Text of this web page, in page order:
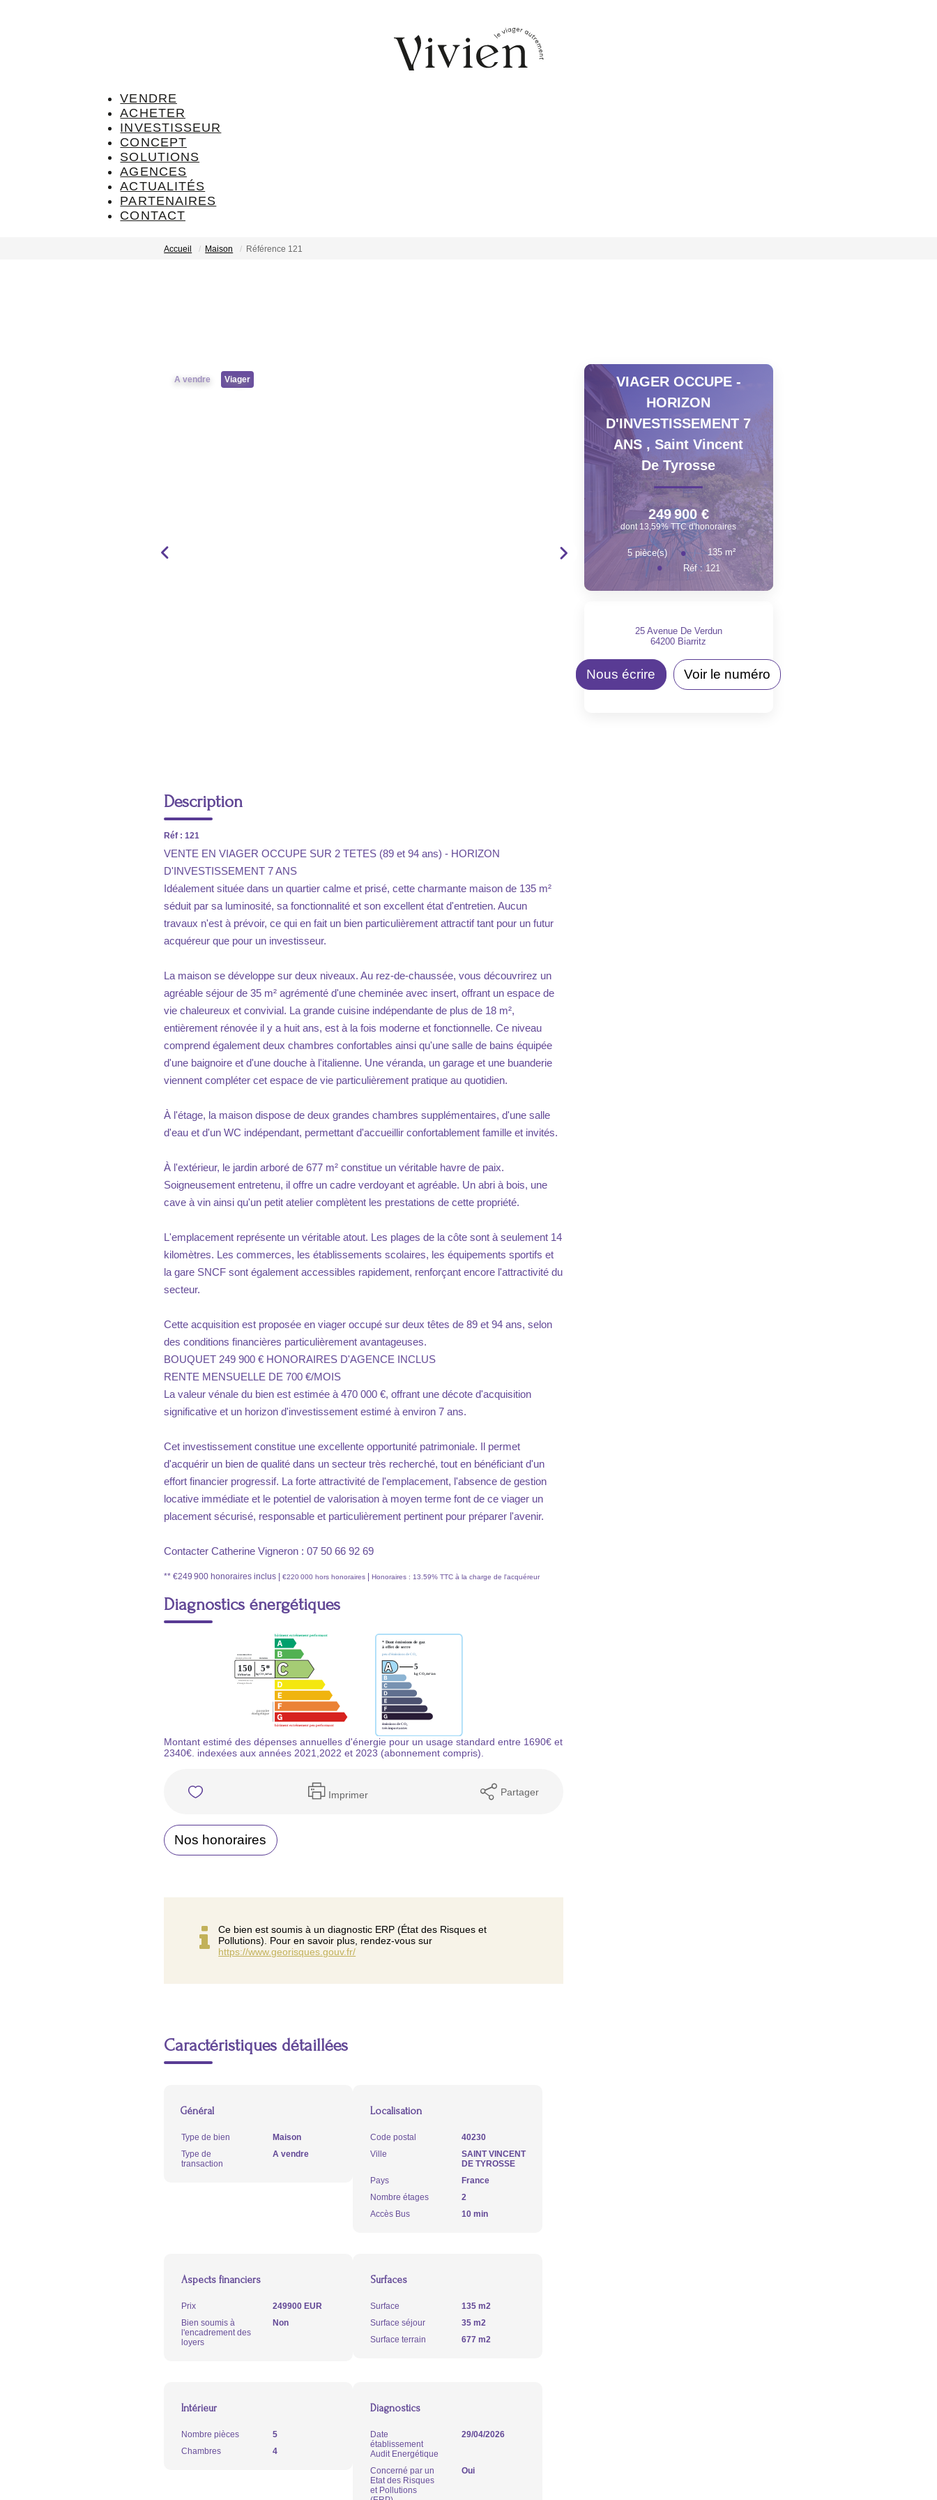
VENDRE
ACHETER
INVESTISSEUR
CONCEPT
SOLUTIONS
AGENCES
ACTUALITÉS
PARTENAIRES
CONTACT
Accueil Maison Référence 121
A vendre Viager
Description
Réf : 121
VENTE EN VIAGER OCCUPE SUR 2 TETES (89 et 94 ans) - HORIZON
D'INVESTISSEMENT 7 ANS
Idéalement située dans un quartier calme et prisé, cette charmante maison de 135 m²
séduit par sa luminosité, sa fonctionnalité et son excellent état d'entretien. Aucun
travaux n'est à prévoir, ce qui en fait un bien particulièrement attractif tant pour un futur
acquéreur que pour un investisseur.
La maison se développe sur deux niveaux. Au rez-de-chaussée, vous découvrirez un
agréable séjour de 35 m² agrémenté d'une cheminée avec insert, offrant un espace de
vie chaleureux et convivial. La grande cuisine indépendante de plus de 18 m²,
entièrement rénovée il y a huit ans, est à la fois moderne et fonctionnelle. Ce niveau
comprend également deux chambres confortables ainsi qu'une salle de bains équipée
d'une baignoire et d'une douche à l'italienne. Une véranda, un garage et une buanderie
viennent compléter cet espace de vie particulièrement pratique au quotidien.
À l'étage, la maison dispose de deux grandes chambres supplémentaires, d'une salle
d'eau et d'un WC indépendant, permettant d'accueillir confortablement famille et invités.
À l'extérieur, le jardin arboré de 677 m² constitue un véritable havre de paix.
Soigneusement entretenu, il offre un cadre verdoyant et agréable. Un abri à bois, une
cave à vin ainsi qu'un petit atelier complètent les prestations de cette propriété.
L'emplacement représente un véritable atout. Les plages de la côte sont à seulement 14
kilomètres. Les commerces, les établissements scolaires, les équipements sportifs et
la gare SNCF sont également accessibles rapidement, renforçant encore l'attractivité du
secteur.
Cette acquisition est proposée en viager occupé sur deux têtes de 89 et 94 ans, selon
des conditions financières particulièrement avantageuses.
BOUQUET 249 900 € HONORAIRES D'AGENCE INCLUS
RENTE MENSUELLE DE 700 €/MOIS
La valeur vénale du bien est estimée à 470 000 €, offrant une décote d'acquisition
significative et un horizon d'investissement estimé à environ 7 ans.
Cet investissement constitue une excellente opportunité patrimoniale. Il permet
d'acquérir un bien de qualité dans un secteur très recherché, tout en bénéficiant d'un
effort financier progressif. La forte attractivité de l'emplacement, l'absence de gestion
locative immédiate et le potentiel de valorisation à moyen terme font de ce viager un
placement sécurisé, responsable et particulièrement pertinent pour préparer l'avenir.
Contacter Catherine Vigneron : 07 50 66 92 69
** €249 900 honoraires inclus |€220 000 hors honoraires |Honoraires : 13.59% TTC à la charge de l'acquéreur
Diagnostics énergétiques
Montant estimé des dépenses annuelles d'énergie pour un usage standard entre 1690€ et
2340€. indexées aux années 2021,2022 et 2023 (abonnement compris).
Imprimer Partager
Nos honoraires
Ce bien est soumis à un diagnostic ERP (État des Risques et
Pollutions). Pour en savoir plus, rendez-vous sur
https://www.georisques.gouv.fr/
Caractéristiques détaillées
Général
Type de bien
Maison
Type de
transaction
A vendre
Localisation
Code postal
40230
Ville
SAINT VINCENT
DE TYROSSE
Pays
France
Nombre étages
2
Accès Bus
10 min
Aspects financiers
Prix
249900 EUR
Bien soumis à
l'encadrement des
loyers
Non
Surfaces
Surface
135 m2
Surface séjour
35 m2
Surface terrain
677 m2
Intérieur
Nombre pièces
5
Chambres
4
Diagnostics
Date
établissement
Audit Energétique
29/04/2026
Concerné par un
Etat des Risques
et Pollutions
Oui
VIAGER OCCUPE -
HORIZON
D'INVESTISSEMENT 7
ANS ,Saint Vincent
De Tyrosse
249 900 €
dont 13,59% TTC d'honoraires
5 pièce(s) 135 m²
Réf :121
25 Avenue De Verdun
64200 Biarritz
Nous écrire Voir le numéro